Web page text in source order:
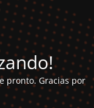
pronto. Gracias por